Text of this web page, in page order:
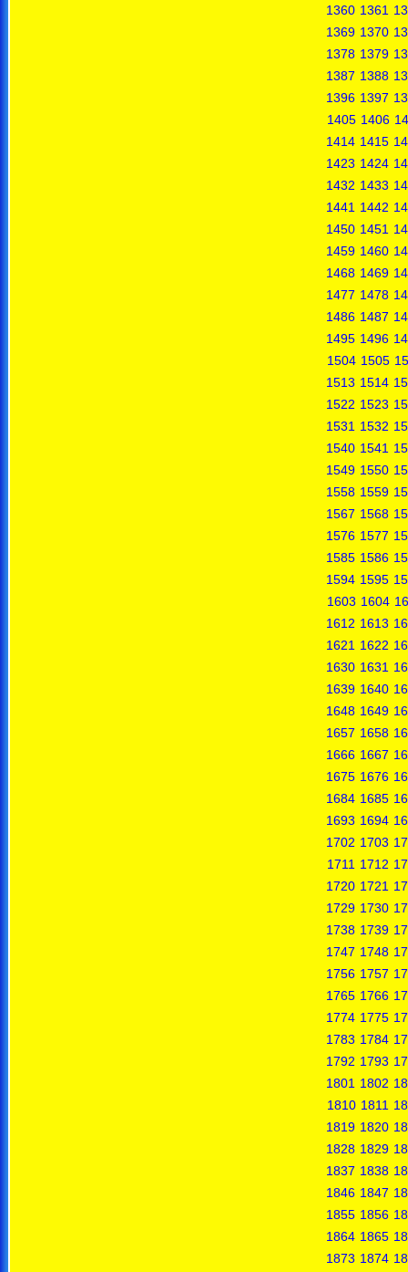
1360 1361
1369 1370
1378 1379
1387 1388
1396 1397
1405 1406
1414 1415
1423 1424
1432 1433
1441 1442
1450 1451
1459 1460
1468 1469
1477 1478
1486 1487
1495 1496
1504 1505
1513 1514
1522 1523
1531 1532
1540 1541
1549 1550
1558 1559
1567 1568
1576 1577
1585 1586
1594 1595
1603 1604
1612 1613
1621 1622
1630 1631
1639 1640
1648 1649
1657 1658
1666 1667
1675 1676
1684 1685
1693 1694
1702 1703
1711 1712
1720 1721
1729 1730
1738 1739
1747 1748
1756 1757
1765 1766
1774 1775
1783 1784
1792 1793
1801 1802
1810 1811
1819 1820
1828 1829
1837 1838
1846 1847
1855 1856
1864 1865
1873 1874